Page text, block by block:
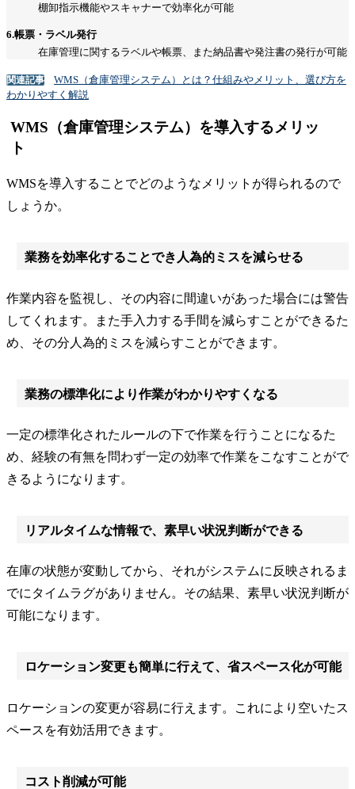
棚卸指示機能やスキャナーで効率化が可能
6.帳票・ラベル発行
在庫管理に関するラベルや帳票、また納品書や発注書の発行が可能
関連記事
WMS（倉庫管理システム）とは？仕組みやメリット、選び方を
わかりやすく解説
WMS（倉庫管理システム）を導入するメリッ
ト
WMSを導入することでどのようなメリットが得られるので
しょうか。
業務を効率化することでき人為的ミスを減らせる
作業内容を監視し、その内容に間違いがあった場合には警告
してくれます。また手入力する手間を減らすことができるた
め、その分人為的ミスを減らすことができます。
業務の標準化により作業がわかりやすくなる
一定の標準化されたルールの下で作業を行うことになるた
め、経験の有無を問わず一定の効率で作業をこなすことがで
きるようになります。
リアルタイムな情報で、素早い状況判断ができる
在庫の状態が変動してから、それがシステムに反映されるま
でにタイムラグがありません。その結果、素早い状況判断が
可能になります。
ロケーション変更も簡単に行えて、省スペース化が可能
ロケーションの変更が容易に行えます。これにより空いたス
ペースを有効活用できます。
コスト削減が可能